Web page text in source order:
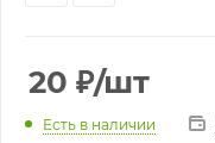
20 ₽/шт
Есть в наличии